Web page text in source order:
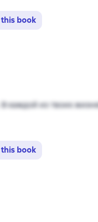
book
4,5 на основе 28 оценок
каждой из твоих
book
4,5 на основе 32 оценок